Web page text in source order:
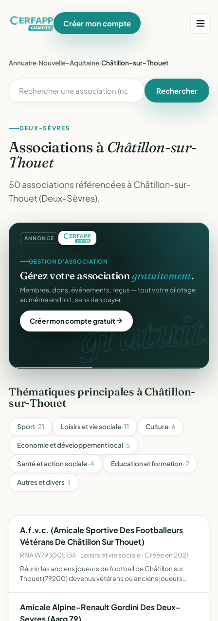
Créer mon compte
Annuaire›Nouvelle-Aquitaine›Châtillon-sur-Thouet
Rechercher
DEUX-SÈVRES
Associations à Châtillon-sur-
Thouet
50 associations référencées à Châtillon-sur-
Thouet (Deux-Sèvres).
ANNONCE
gratuit.
GESTION D'ASSOCIATION
Gérez votre associationgratuitement.
Membres, dons, événements, reçus — tout votre pilotage
au même endroit, sans rien payer.
Créer mon compte gratuit
Thématiques principales à Châtillon-
sur-Thouet
Sport· 21 Loisirs et vie sociale· 11 Culture· 6
Economie et développement local· 5
Santé et action sociale· 4 Education et formation· 2
Autres et divers· 1
A.f.v.c. (Amicale Sportive Des Footballeurs
Vétérans De Châtillon Sur Thouet)
RNA W793005134 · Loisirs et vie sociale · Créée en 2021
Réunir les anciens joueurs de football de Châtillon sur
Thouet (79200) devenus vétérans ou anciens joueurs
externe…
Amicale Alpine-Renault Gordini Des Deux-
Sevres (Aarg 79)